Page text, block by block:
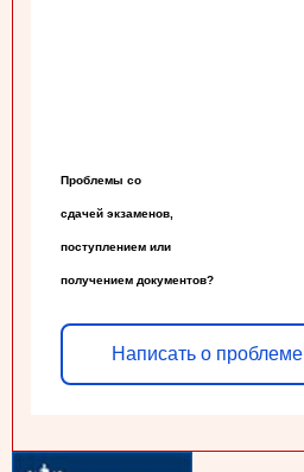
Проблемы со
сдачей экзаменов,
поступлением или
получением документов?
Написать о проблеме